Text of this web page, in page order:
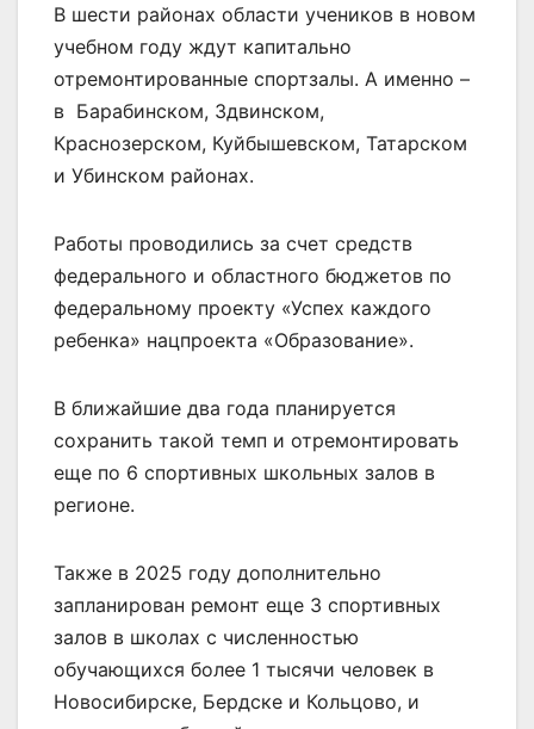
В шести районах области учеников в новом
учебном году ждут капитально
отремонтированные спортзалы. А именно –
в Барабинском, Здвинском,
Краснозерском, Куйбышевском, Татарском
и Убинском районах.
Работы проводились за счет средств
федерального и областного бюджетов по
федеральному проекту «Успех каждого
ребенка» нацпроекта «Образование».
В ближайшие два года планируется
сохранить такой темп и отремонтировать
еще по 6 спортивных школьных залов в
регионе.
Также в 2025 году дополнительно
запланирован ремонт еще 3 спортивных
залов в школах с численностью
обучающихся более 1 тысячи человек в
Новосибирске, Бердске и Кольцово, и